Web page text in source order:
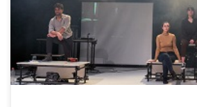
espectáculos que pudieron verse
otro, con el […]